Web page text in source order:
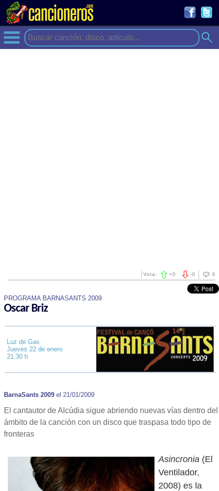
0
-0
Vota: +0
PROGRAMA BARNASANTS 2009
Oscar Briz
Luz de Gas
Jueves 22 de enero
21.30 h
BarnaSants 2009 el 21/01/2009
El cantautor de Alcúdia sigue abriendo nuevas vías dentro del
ámbito de la canción con un disco que traspasa todo tipo de
fronteras
Asincronia (El
Ventilador,
2008) es la